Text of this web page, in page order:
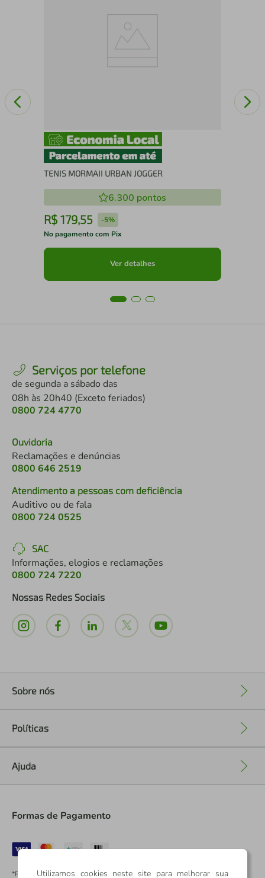
TENIS MORMAII URBAN JOGGER
6.300 pontos
R$ 179,55 -5%
No pagamento com Pix
Ver detalhes
Serviços por telefone
de segunda a sábado das
08h às 20h40 (Exceto feriados)
0800 724 4770
Ouvidoria
Reclamações e denúncias
0800 646 2519
Atendimento a pessoas com deficiência
Auditivo ou de fala
0800 724 0525
SAC
Informações, elogios e reclamações
0800 724 7220
Nossas Redes Sociais
Sobre nós
Políticas
Ajuda
Formas de Pagamento
*Pontos dos Cartões Sicredi
Utilizamos cookies neste site para melhorar sua